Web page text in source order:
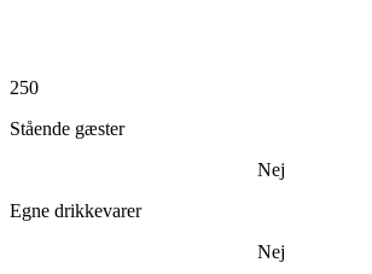
250
Stående gæster
Nej
Egne drikkevarer
Nej